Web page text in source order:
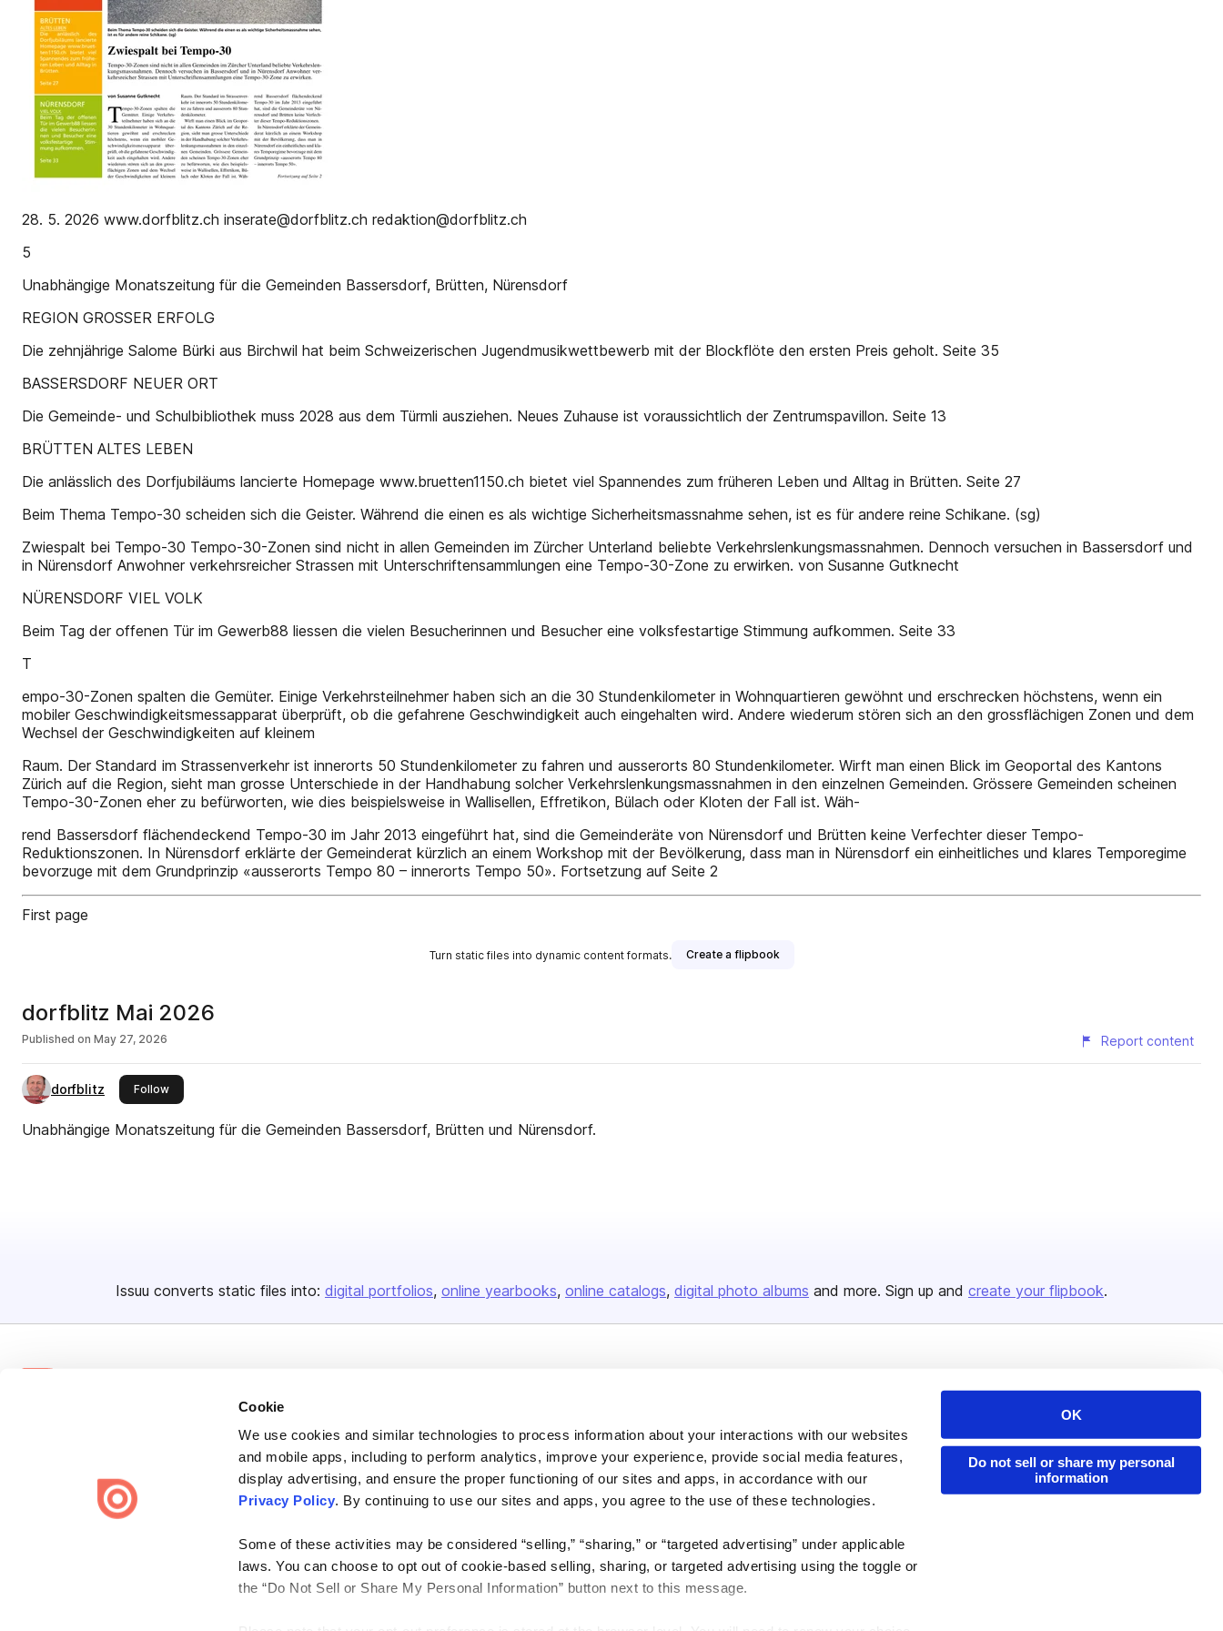
Cookie
We use cookies and similar technologies to process information about your interactions with our websites
and mobile apps, including to perform analytics, improve your experience, provide social media features,
display advertising, and ensure the proper functioning of our sites and apps, in accordance with our
Privacy Policy. By continuing to use our sites and apps, you agree to the use of these technologies.
Some of these activities may be considered “selling,” “sharing,” or “targeted advertising” under applicable
laws. You can choose to opt out of cookie-based selling, sharing, or targeted advertising using the toggle or
the “Do Not Sell or Share My Personal Information” button next to this message.
OK
Do not sell or share my personal
information
28. 5. 2026 www.dorfblitz.ch inserate@dorfblitz.ch redaktion@dorfblitz.ch
5
Unabhängige Monatszeitung für die Gemeinden Bassersdorf, Brütten, Nürensdorf
REGION GROSSER ERFOLG
Die zehnjährige Salome Bürki aus Birchwil hat beim Schweizerischen Jugendmusikwettbewerb mit der Blockflöte den ersten Preis geholt. Seite 35
BASSERSDORF NEUER ORT
Die Gemeinde- und Schulbibliothek muss 2028 aus dem Türmli ausziehen. Neues Zuhause ist voraussichtlich der Zentrumspavillon. Seite 13
BRÜTTEN ALTES LEBEN
Die anlässlich des Dorfjubiläums lancierte Homepage www.bruetten1150.ch bietet viel Spannendes zum früheren Leben und Alltag in Brütten. Seite 27
Beim Thema Tempo-30 scheiden sich die Geister. Während die einen es als wichtige Sicherheitsmassnahme sehen, ist es für andere reine Schikane. (sg)
Zwiespalt bei Tempo-30 Tempo-30-Zonen sind nicht in allen Gemeinden im Zürcher Unterland beliebte Verkehrslenkungsmassnahmen. Dennoch versuchen in Bassersdorf und
in Nürensdorf Anwohner verkehrsreicher Strassen mit Unterschriftensammlungen eine Tempo-30-Zone zu erwirken. von Susanne Gutknecht
NÜRENSDORF VIEL VOLK
Beim Tag der offenen Tür im Gewerb88 liessen die vielen Besucherinnen und Besucher eine volksfestartige Stimmung aufkommen. Seite 33
T
empo-30-Zonen spalten die Gemüter. Einige Verkehrsteilnehmer haben sich an die 30 Stundenkilometer in Wohnquartieren gewöhnt und erschrecken höchstens, wenn ein
mobiler Geschwindigkeitsmessapparat überprüft, ob die gefahrene Geschwindigkeit auch eingehalten wird. Andere wiederum stören sich an den grossflächigen Zonen und dem
Wechsel der Geschwindigkeiten auf kleinem
Raum. Der Standard im Strassenverkehr ist innerorts 50 Stundenkilometer zu fahren und ausserorts 80 Stundenkilometer. Wirft man einen Blick im Geoportal des Kantons
Zürich auf die Region, sieht man grosse Unterschiede in der Handhabung solcher Verkehrslenkungsmassnahmen in den einzelnen Gemeinden. Grössere Gemeinden scheinen
Tempo-30-Zonen eher zu befürworten, wie dies beispielsweise in Wallisellen, Effretikon, Bülach oder Kloten der Fall ist. Wäh-
rend Bassersdorf flächendeckend Tempo-30 im Jahr 2013 eingeführt hat, sind die Gemeinderäte von Nürensdorf und Brütten keine Verfechter dieser Tempo-
Reduktionszonen. In Nürensdorf erklärte der Gemeinderat kürzlich an einem Workshop mit der Bevölkerung, dass man in Nürensdorf ein einheitliches und klares Temporegime
bevorzuge mit dem Grundprinzip «ausserorts Tempo 80 – innerorts Tempo 50». Fortsetzung auf Seite 2
First page
Turn static files into dynamic content formats. Create a flipbook
dorfblitz Mai 2026
Published on May 27, 2026 Report content
dorfblitz Followthis publisher
Unabhängige Monatszeitung für die Gemeinden Bassersdorf, Brütten und Nürensdorf.
Issuu converts static files into: digital portfolios online yearbooks online catalogs digital photo albums and more. Sign up and create your flipbook.
Create once, share everywhere.
Issuu turns PDFs and other files into interactive flipbooks and
engaging content for every channel.
Careers
Plans & Pricing
Press
Features
Industries
Developers
Publisher Directory
Redeem Code